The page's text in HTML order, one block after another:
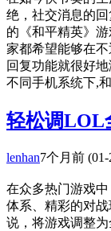
绝，社交消息的
的《和平精英》
家都希望能够在
回复功能就很好
不同手机系统下,
轻松调LOL
lenhan7个月前 (01-
在众多热门游戏
体系、精彩的对
说，将游戏调整